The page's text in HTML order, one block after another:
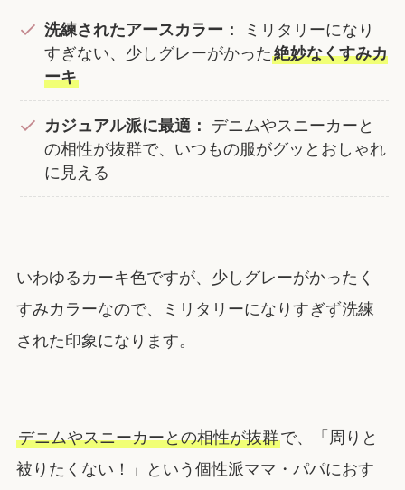
洗練されたアースカラー：
ミリタリーになり
すぎない、少しグレーがかった絶妙なくすみカ
ーキ
カジュアル派に最適：
デニムやスニーカーと
の相性が抜群で、いつもの服がグッとおしゃれ
に見える
いわゆるカーキ色ですが、少しグレーがかったく
すみカラーなので、ミリタリーになりすぎず洗練
された印象になります。
デニムやスニーカーとの相性が抜群で、「周りと
被りたくない！」という個性派ママ・パパにおす